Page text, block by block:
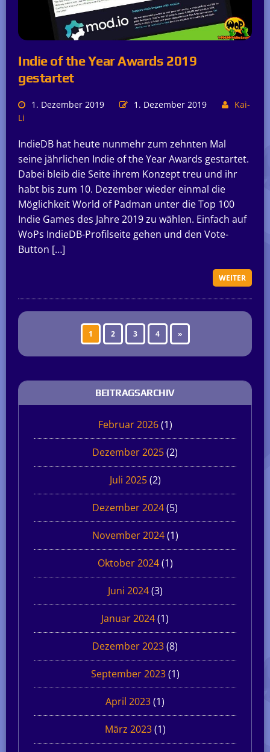
Indie of the Year Awards 2019
gestartet
1. Dezember 2019 1. Dezember 2019
Kai-
Li
IndieDB hat heute nunmehr zum zehnten Mal
seine jährlichen Indie of the Year Awards gestartet.
Dabei bleib die Seite ihrem Konzept treu und ihr
habt bis zum 10. Dezember wieder einmal die
Möglichkeit World of Padman unter die Top 100
Indie Games des Jahre 2019 zu wählen. Einfach auf
WoPs IndieDB-Profilseite gehen und den Vote-
Button […]
WEITER
1 2 3 4 »
BEITRAGSARCHIV
Februar 2026(1)
Dezember 2025(2)
Juli 2025(2)
Dezember 2024(5)
November 2024(1)
Oktober 2024(1)
Juni 2024(3)
Januar 2024(1)
Dezember 2023(8)
September 2023(1)
April 2023(1)
März 2023(1)